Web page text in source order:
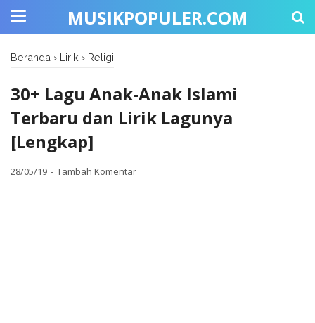
MUSIKPOPULER.COM
Beranda › Lirik › Religi
30+ Lagu Anak-Anak Islami
Terbaru dan Lirik Lagunya
[Lengkap]
28/05/19 Tambah Komentar